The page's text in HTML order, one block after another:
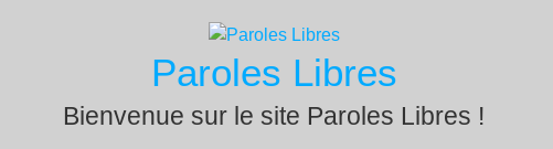
Paroles Libres
Bienvenue sur le site Paroles Libres !